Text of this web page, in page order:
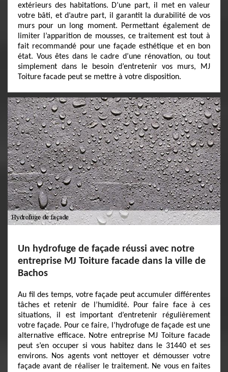
extérieurs des habitations. D’une part, il met en valeur
votre bâti, et d’autre part, il garantit la durabilité de vos
murs pour un long moment. Permettant également de
limiter l’apparition de mousses, ce traitement est tout à
fait recommandé pour une façade esthétique et en bon
état. Vous êtes dans le cadre d’une rénovation, ou tout
simplement dans le besoin d’entretenir vos murs, MJ
Toiture facade peut se mettre à votre disposition.
Un hydrofuge de façade réussi avec notre
entreprise MJ Toiture facade dans la ville de
Bachos
Au fil des temps, votre façade peut accumuler différentes
tâches et retenir de l’humidité. Pour faire face à ces
situations, il est important d’entretenir régulièrement
votre façade. Pour ce faire, l’hydrofuge de façade est une
alternative efficace. Notre entreprise MJ Toiture facade
peut s’en occuper si vous habitez dans le 31440 et ses
environs. Nos agents vont nettoyer et démousser votre
façade avant de réaliser le traitement. Ne vous en faites